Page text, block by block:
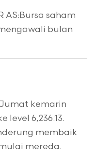
AS:Bursa saham
bulan
kemarin
level 6,236.13.
membaik
mereda.